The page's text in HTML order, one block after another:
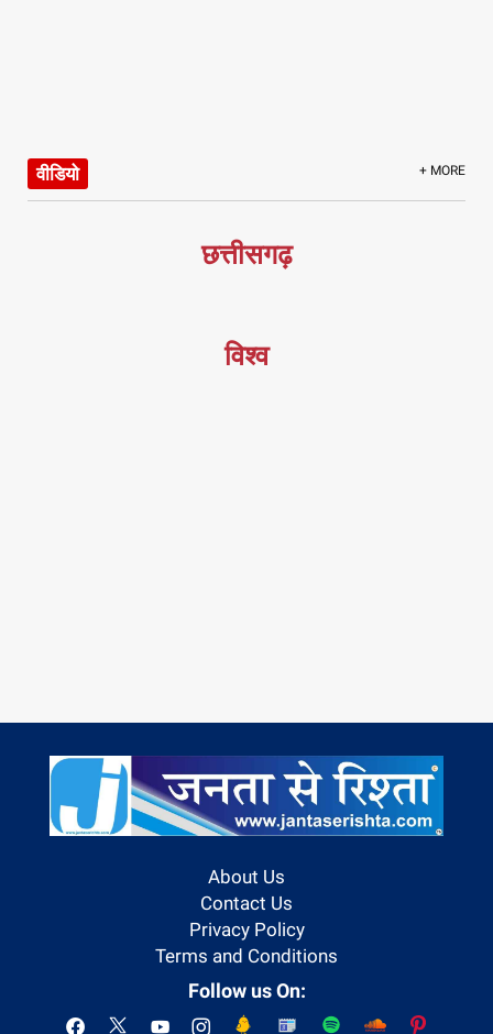
वीडियो + MORE
छत्तीसगढ़
विश्व
About Us
Contact Us
Privacy Policy
Terms and Conditions
Follow us On: